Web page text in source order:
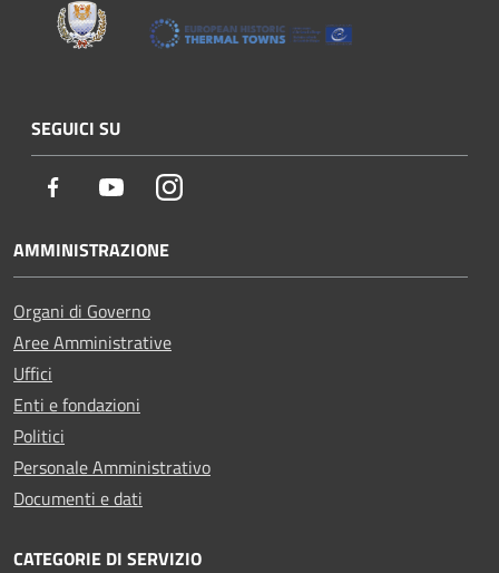
SEGUICI SU
Facebook YoutubeInstagram
AMMINISTRAZIONE
Organi di Governo
Aree Amministrative
Uffici
Enti e fondazioni
Politici
Personale Amministrativo
Documenti e dati
CATEGORIE DI SERVIZIO